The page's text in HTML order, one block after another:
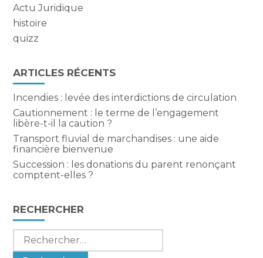
Actu Juridique
histoire
quizz
ARTICLES RÉCENTS
Incendies : levée des interdictions de circulation
Cautionnement : le terme de l’engagement
libère-t-il la caution ?
Transport fluvial de marchandises : une aide
financière bienvenue
Succession : les donations du parent renonçant
comptent-elles ?
RECHERCHER
Rechercher :